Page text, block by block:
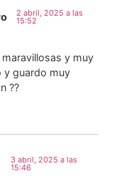
2 abril, 2025 a las
15:52
y muy
y guardo muy
??
3 abril, 2025 a las
15:46